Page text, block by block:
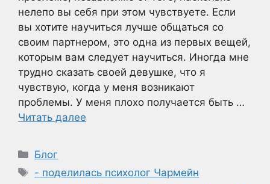
нелепо вы себя при этом чувствуете. Если
вы хотите научиться лучше общаться со
своим партнером, это одна из первых вещей,
которым вам следует научиться. Иногда мне
трудно сказать своей девушке, что я
чувствую, когда у меня возникают
проблемы. У меня плохо получается быть …
Читать далее
Рубрики
Блог
Метки
- поделилась психолог Чармейн